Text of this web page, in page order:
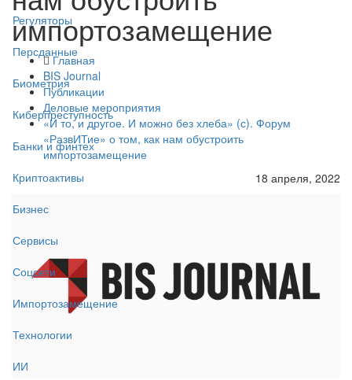
Регуляторы
Персданные
Биометрия
Киберпреступность
Банки и финтех
Криптоактивы
Бизнес
Сервисы
Соцсети
Импортозамещение
Технологии
ИИ
импортозамещение
Главная
BIS Journal
Публикации
Деловые мероприятия
«И то, и другое. И можно без хлеба» (с). Форум
«РазвИТие» о том, как нам обустроить
импортозамещение
18 апреля, 2022